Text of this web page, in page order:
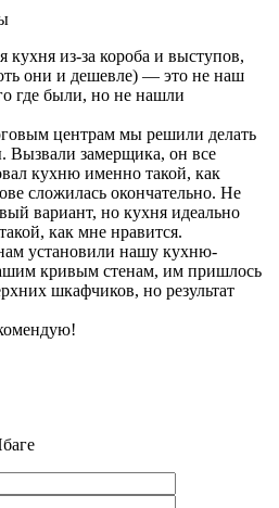
кухня из-за короба и выступов,
они и дешевле) — это не наш
где были, но не нашли
центрам мы решили делать
Вызвали замерщика, он все
кухню именно такой, как
сложилась окончательно. Не
вариант, но кухня идеально
как мне нравится.
установили нашу кухню-
кривым стенам, им пришлось
шкафчиков, но результат